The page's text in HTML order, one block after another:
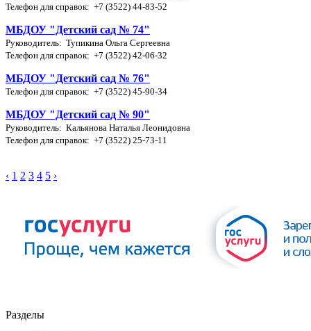
Телефон для справок: +7 (3522) 44-83-52
МБДОУ "Детский сад № 74"
Руководитель: Тупикина Ольга Сергеевна
Телефон для справок: +7 (3522) 42-06-32
МБДОУ "Детский сад № 76"
Телефон для справок: +7 (3522) 45-90-34
МБДОУ "Детский сад № 90"
Руководитель: Кальянова Наталья Леонидовна
Телефон для справок: +7 (3522) 25-73-11
‹ 1 2 3 4 5 ›
Разделы